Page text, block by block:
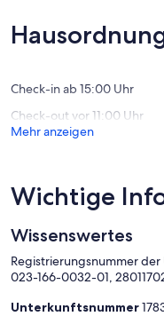
Poipu
(135
Bewertungen)
Check-in ab 15:00 Uhr
Check-out vor 11:00 Uhr
Mehr anzeigen
Wichtige
Wissenswertes
Registrierungsnummer
023-166-0032-01,
Unterkunftsnummer